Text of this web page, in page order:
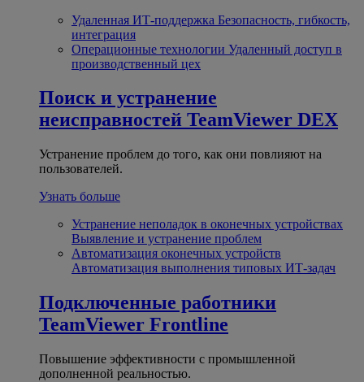
Удаленная ИТ-поддержка Безопасность, гибкость,
интеграция
Операционные технологии Удаленный доступ в
производственный цех
Поиск и устранение
неисправностей TeamViewer DEX
Устранение проблем до того, как они повлияют на
пользователей.
Узнать больше
Устранение неполадок в оконечных устройствах
Выявление и устранение проблем
Автоматизация оконечных устройств
Автоматизация выполнения типовых ИТ-задач
Подключенные работники
TeamViewer Frontline
Повышение эффективности с промышленной
дополненной реальностью.